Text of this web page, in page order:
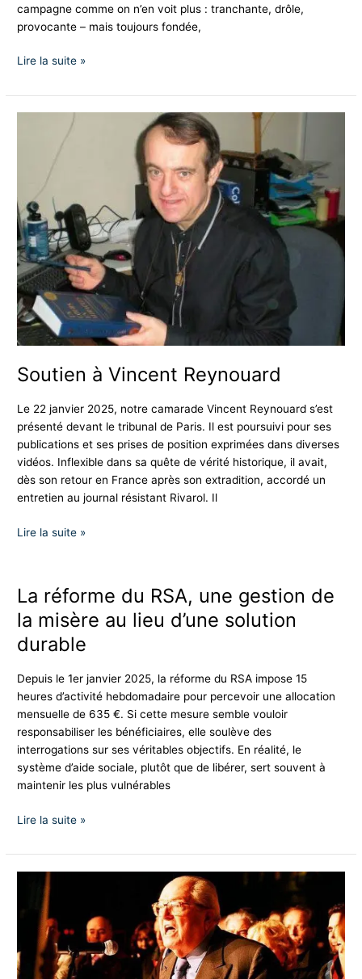
campagne comme on n’en voit plus : tranchante, drôle,
provocante – mais toujours fondée,
Lire la suite »
Soutien à Vincent Reynouard
Le 22 janvier 2025, notre camarade Vincent Reynouard s’est
présenté devant le tribunal de Paris. Il est poursuivi pour ses
publications et ses prises de position exprimées dans diverses
vidéos. Inflexible dans sa quête de vérité historique, il avait,
dès son retour en France après son extradition, accordé un
entretien au journal résistant Rivarol. Il
Reynouard
Lire la suite »
La réforme du RSA, une gestion de
la misère au lieu d’une solution
durable
Depuis le 1er janvier 2025, la réforme du RSA impose 15
heures d’activité hebdomadaire pour percevoir une allocation
mensuelle de 635 €. Si cette mesure semble vouloir
responsabiliser les bénéficiaires, elle soulève des
interrogations sur ses véritables objectifs. En réalité, le
système d’aide sociale, plutôt que de libérer, sert souvent à
maintenir les plus vulnérables
La
réforme
du
RSA,
gestion
de
la
misère
au
lieu
d’une
durable
Lire la suite »
Hommage
Jean-
Marie
Le
Pen